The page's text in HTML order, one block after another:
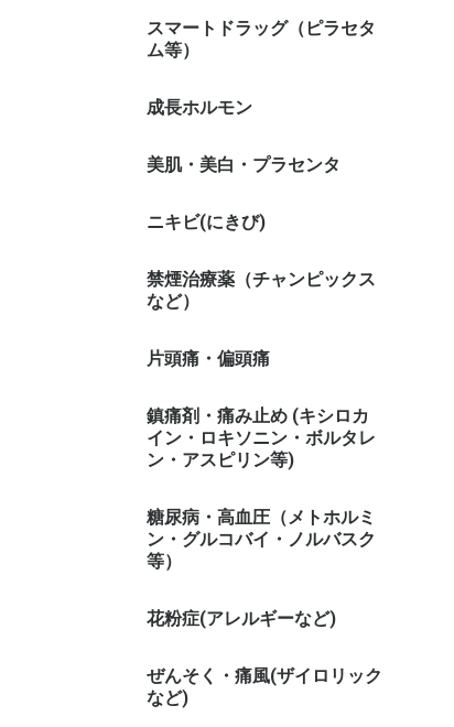
スマートドラッグ（ピラセタ
ム等）
成長ホルモン
美肌・美白・プラセンタ
ニキビ(にきび)
禁煙治療薬（チャンピックス
など）
片頭痛・偏頭痛
鎮痛剤・痛み止め (キシロカ
イン・ロキソニン・ボルタレ
ン・アスピリン等)
糖尿病・高血圧（メトホルミ
ン・グルコバイ・ノルバスク
等）
花粉症(アレルギーなど)
ぜんそく・痛風(ザイロリック
など)